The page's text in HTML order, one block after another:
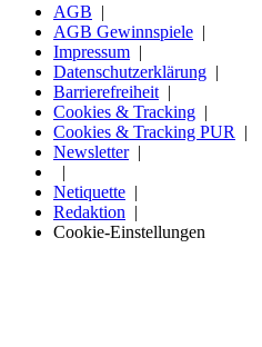
AGB
AGB Gewinnspiele
Impressum
Datenschutzerklärung
Barrierefreiheit
Cookies & Tracking
Cookies & Tracking PUR
Newsletter
Netiquette
Redaktion
Cookie-Einstellungen